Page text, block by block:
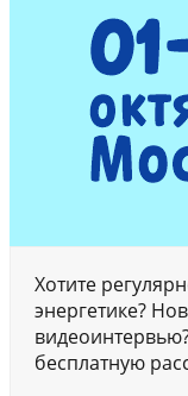
Хотите
энергетике?
бесплатную